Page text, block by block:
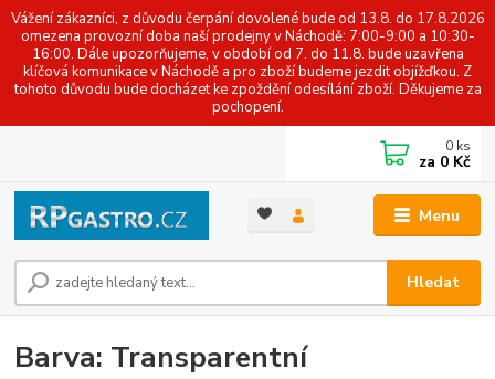
Vážení zákazníci, z důvodu čerpání dovolené bude od 13.8. do 17.8.2026
omezena provozní doba naší prodejny v Náchodě: 7:00-9:00 a 10:30-
16:00. Dále upozorňujeme, v období od 7. do 11.8. bude uzavřena
klíčová komunikace v Náchodě a pro zboží budeme jezdit objížďkou. Z
tohoto důvodu bude docházet ke zpoždění odesílání zboží. Děkujeme za
pochopení.
Menu
Hledat
0 ks
za 0 Kč
Barva: Transparentní